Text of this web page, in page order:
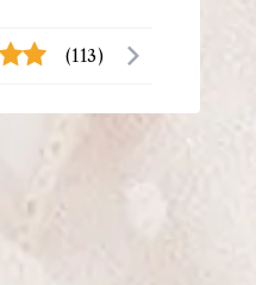
(113)